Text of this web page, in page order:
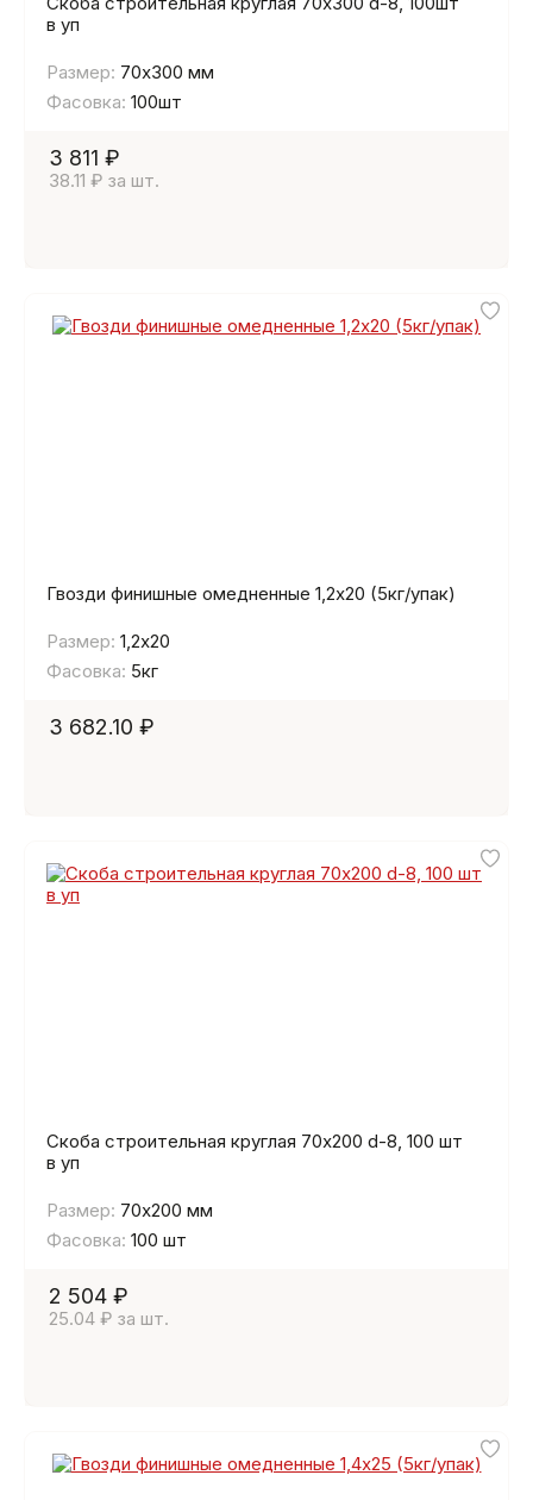
в уп
Размер: 70х300 мм
Фасовка: 100шт
3 811 ₽
38.11 ₽ за шт.
Гвозди финишные омедненные 1,2х20 (5кг/упак)
Размер: 1,2х20
Фасовка: 5кг
3 682.10 ₽
Скоба строительная круглая 70х200 d-8, 100 шт
в уп
Размер: 70х200 мм
Фасовка: 100 шт
2 504 ₽
25.04 ₽ за шт.